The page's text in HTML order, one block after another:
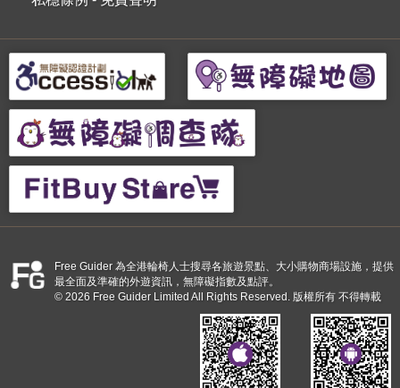
Free Guider 為全港輪椅人士搜尋各旅遊景點、大小購物商場設施，提供
最全面及準確的外遊資訊，無障礙指數及點評。
© 2026 Free Guider Limited All Rights Reserved. 版權所有 不得轉載